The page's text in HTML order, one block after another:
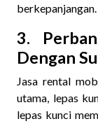
berkepanjangan.
3.
Dengan
Jasa rental
utama, lepas
lepas kunci